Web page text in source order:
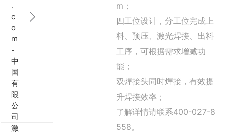
新能源电机定转子铁芯激光焊接机
创恒激光阀芯焊接工作站
新能源汽车零配件激光焊接机
.
c
o
m
-
中
国
有
限
公
司
激
m；
四工位设计，分工位完成上
料、预压、激光焊接、出料
工序，可根据需求增减功
能；
双焊接头同时焊接，有效提
升焊接效率；
了解详情请联系400-027-8
558。